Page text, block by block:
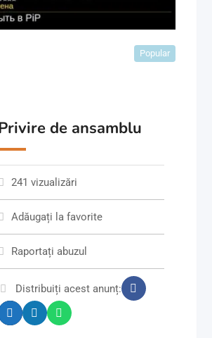
Popular
de ansamblu
241 vizualizări
Adăugați la favorite
Raportați abuzul
Distribuiți acest anunț: